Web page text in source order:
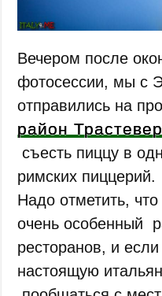
Вечером после
фотосессии, мы с
отправились на
район
съесть пиццу в
римских пиццерий.
Надо отметить,
очень особенный
ресторанов, и
настоящую